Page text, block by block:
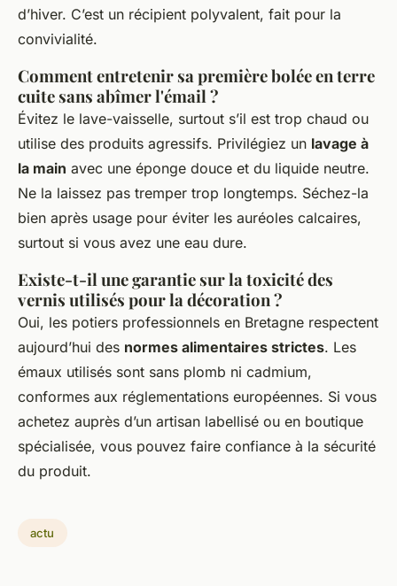
d’hiver. C’est un récipient polyvalent, fait pour la
convivialité.
Comment entretenir sa première bolée en terre
cuite sans abîmer l'émail ?
Évitez le lave-vaisselle, surtout s’il est trop chaud ou
utilise des produits agressifs. Privilégiez un lavage à
la main avec une éponge douce et du liquide neutre.
Ne la laissez pas tremper trop longtemps. Séchez-la
bien après usage pour éviter les auréoles calcaires,
surtout si vous avez une eau dure.
Existe-t-il une garantie sur la toxicité des
vernis utilisés pour la décoration ?
Oui, les potiers professionnels en Bretagne respectent
aujourd’hui des normes alimentaires strictes. Les
émaux utilisés sont sans plomb ni cadmium,
conformes aux réglementations européennes. Si vous
achetez auprès d’un artisan labellisé ou en boutique
spécialisée, vous pouvez faire confiance à la sécurité
du produit.
actu